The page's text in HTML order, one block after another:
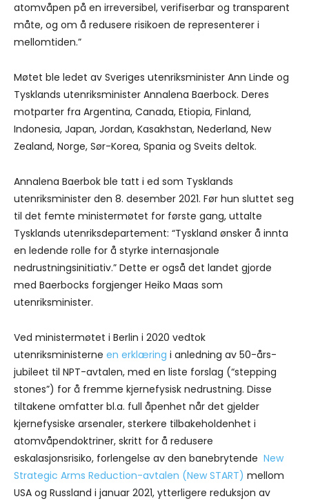
atomvåpen på en irreversibel, verifiserbar og transparent
måte, og om å redusere risikoen de representerer i
mellomtiden.”
Møtet ble ledet av Sveriges utenriksminister Ann Linde og
Tysklands utenriksminister Annalena Baerbock. Deres
motparter fra Argentina, Canada, Etiopia, Finland,
Indonesia, Japan, Jordan, Kasakhstan, Nederland, New
Zealand, Norge, Sør-Korea, Spania og Sveits deltok.
Annalena Baerbok ble tatt i ed som Tysklands
utenriksminister den 8. desember 2021. Før hun sluttet seg
til det femte ministermøtet for første gang, uttalte
Tysklands utenriksdepartement: “Tyskland ønsker å innta
en ledende rolle for å styrke internasjonale
nedrustningsinitiativ.” Dette er også det landet gjorde
med Baerbocks forgjenger Heiko Maas som
utenriksminister.
Ved ministermøtet i Berlin i 2020 vedtok
utenriksministerne en erklæring i anledning av 50-års-
jubileet til NPT-avtalen, med en liste forslag (“stepping
stones”) for å fremme kjernefysisk nedrustning. Disse
tiltakene omfatter bl.a. full åpenhet når det gjelder
kjernefysiske arsenaler, sterkere tilbakeholdenhet i
atomvåpendoktriner, skritt for å redusere
eskalasjonsrisiko, forlengelse av den banebrytende New
Strategic Arms Reduction-avtalen (New START) mellom
USA og Russland i januar 2021, ytterligere reduksjon av